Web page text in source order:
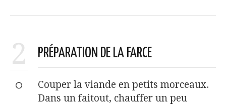
2 PRÉPARATION DE LA FARCE
Couper la viande en petits morceaux.
Dans un faitout, chauffer un peu